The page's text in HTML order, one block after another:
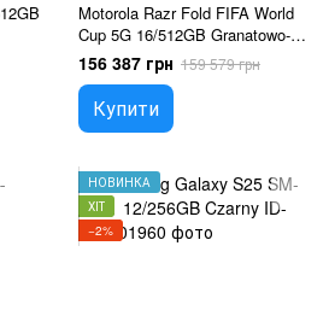
Motorola Razr Fold FIFA World
Cup 5G 16/512GB Granatowo-
szary
156 387 грн 159 579 грн
Купити
НОВИНКА
ХІТ
−2%